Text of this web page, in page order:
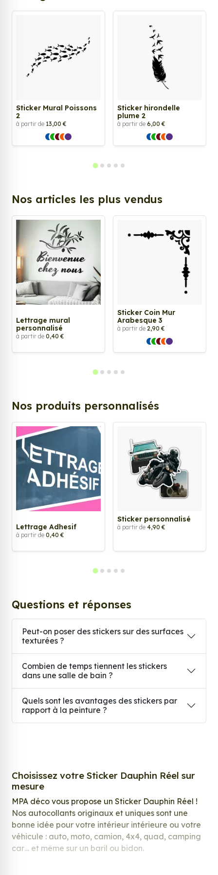
Sticker Mural Poissons
2
à partir de 13,00 €
Sticker hirondelle
plume 2
à partir de 6,00 €
Nos articles les plus vendus
Lettrage mural
personnalisé
à partir de 0,40 €
Sticker Coin Mur
Arabesque 3
à partir de 2,90 €
Nos produits personnalisés
Lettrage Adhesif
à partir de 0,40 €
Sticker personnalisé
à partir de 4,90 €
Questions et réponses
Peut-on poser des stickers sur des surfaces
texturées ?
Combien de temps tiennent les stickers
dans une salle de bain ?
Quels sont les avantages des stickers par
rapport à la peinture ?
Choisissez votre Sticker Dauphin Réel sur
mesure
MPA déco vous propose un Sticker Dauphin Réel !
Nos autocollants originaux et uniques sont une
bonne idée pour votre intérieur intérieure ou votre
véhicule : auto, moto, camion, 4x4, quad, camping
car… et même sur un baril ou bidon.